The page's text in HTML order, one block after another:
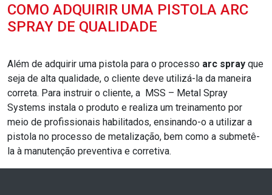
COMO ADQUIRIR UMA PISTOLA ARC
SPRAY DE QUALIDADE
Além de adquirir uma pistola para o processo arc spray que
seja de alta qualidade, o cliente deve utilizá-la da maneira
correta. Para instruir o cliente, a MSS – Metal Spray
Systems instala o produto e realiza um treinamento por
meio de profissionais habilitados, ensinando-o a utilizar a
pistola no processo de metalização, bem como a submetê-
la à manutenção preventiva e corretiva.